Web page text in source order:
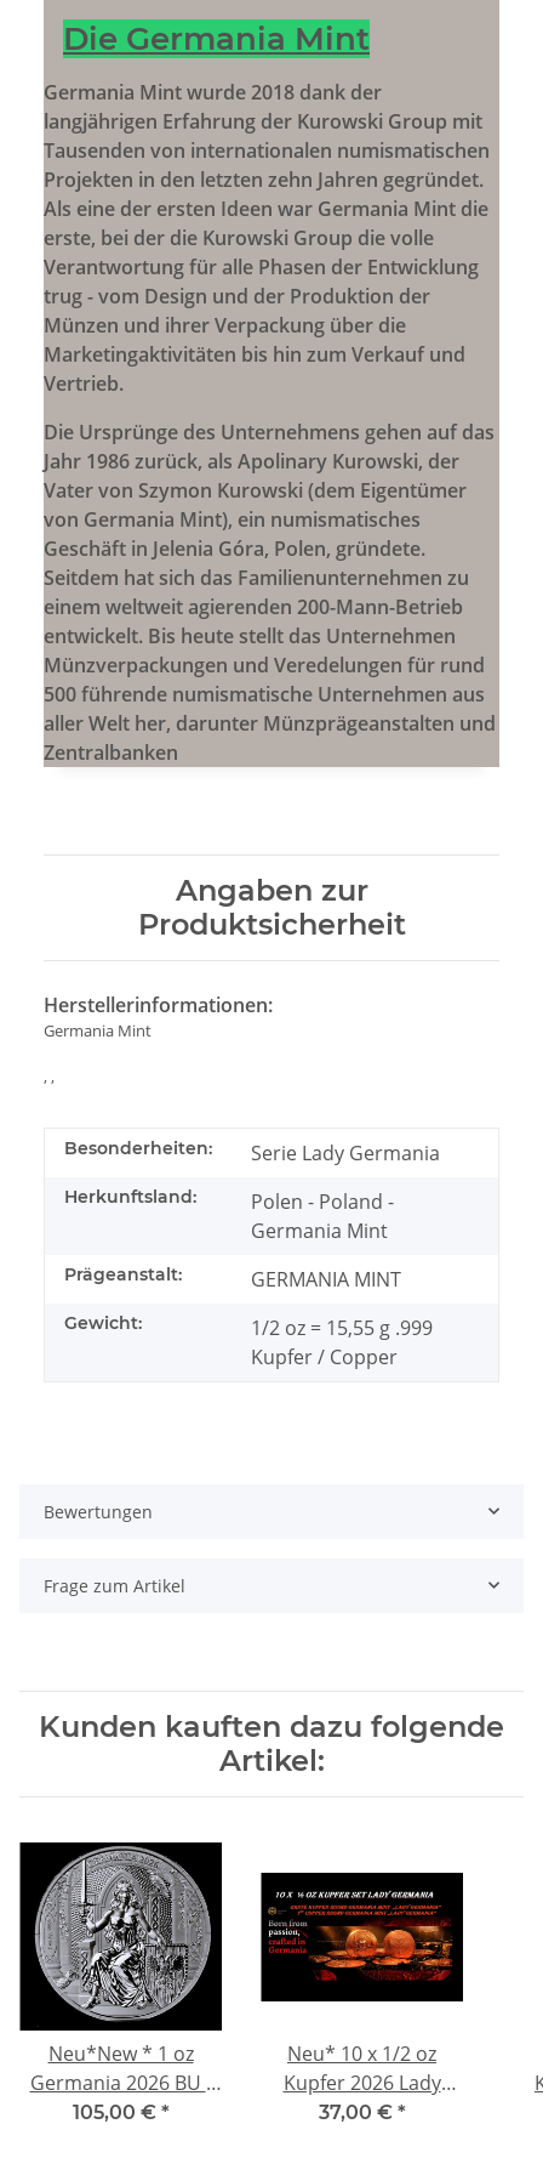
Die Germania Mint
Germania Mint wurde 2018 dank der
langjährigen Erfahrung der Kurowski Group mit
Tausenden von internationalen numismatischen
Projekten in den letzten zehn Jahren gegründet.
Als eine der ersten Ideen war Germania Mint die
erste, bei der die Kurowski Group die volle
Verantwortung für alle Phasen der Entwicklung
trug - vom Design und der Produktion der
Münzen und ihrer Verpackung über die
Marketingaktivitäten bis hin zum Verkauf und
Vertrieb.
Die Ursprünge des Unternehmens gehen auf das
Jahr 1986 zurück, als Apolinary Kurowski, der
Vater von Szymon Kurowski (dem Eigentümer
von Germania Mint), ein numismatisches
Geschäft in Jelenia Góra, Polen, gründete.
Seitdem hat sich das Familienunternehmen zu
einem weltweit agierenden 200-Mann-Betrieb
entwickelt. Bis heute stellt das Unternehmen
Münzverpackungen und Veredelungen für rund
500 führende numismatische Unternehmen aus
aller Welt her, darunter Münzprägeanstalten und
Zentralbanken
Angaben zur
Produktsicherheit
Herstellerinformationen:
Germania Mint
, ,
Besonderheiten: Serie Lady Germania
Herkunftsland:
Polen - Poland -
Germania Mint
Prägeanstalt: GERMANIA MINT
Gewicht:
1/2 oz = 15,55 g .999
Kupfer / Copper
Bewertungen
Frage zum Artikel
Kunden kauften dazu folgende
Artikel:
Neu*New * 1 oz
Germania 2026 BU -
LADY GERMANIA auf
105,00 € *
Neu* 10 x 1/2 oz
Kupfer 2026 Lady
Germania auf dem
37,00 € *